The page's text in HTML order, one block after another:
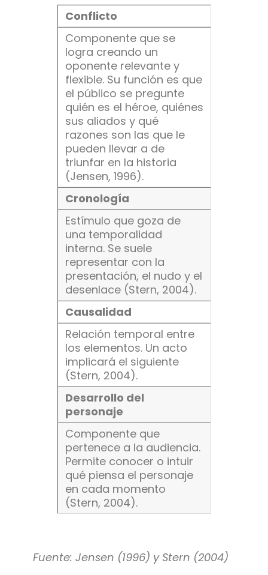
Conflicto
Componente que se
logra creando un
oponente relevante y
flexible. Su función es que
el público se pregunte
quién es el héroe, quiénes
sus aliados y qué
razones son las que le
pueden llevar a de
triunfar en la historia
(Jensen, 1996).
Cronología
Estímulo que goza de
una temporalidad
interna. Se suele
representar con la
presentación, el nudo y el
desenlace (Stern, 2004).
Causalidad
Relación temporal entre
los elementos. Un acto
implicará el siguiente
(Stern, 2004).
Desarrollo del
personaje
Componente que
pertenece a la audiencia.
Permite conocer o intuir
qué piensa el personaje
en cada momento
(Stern, 2004).
Fuente: Jensen (1996) y Stern (2004)